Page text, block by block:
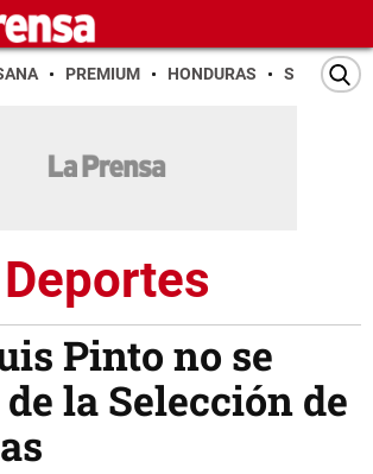
PREMIUM HONDURAS SAN PEDRO
Deportes
Pinto no se
la Selección de